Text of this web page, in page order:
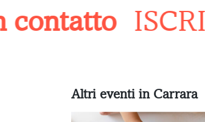
Altri eventi in Carrara